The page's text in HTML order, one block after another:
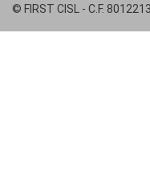
© FIRST CISL - C.F.